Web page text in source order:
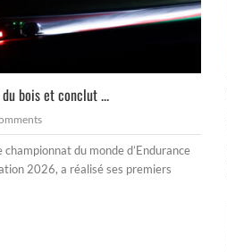
bois et conclut ...
championnat du monde d’Endurance
2026, a réalisé ses premiers